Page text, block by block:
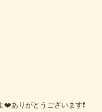
❤️ありがとうございます❗️